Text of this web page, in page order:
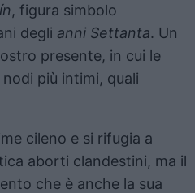
, figura simbolo
degli anni Settanta. Un
presente, in cui le
più intimi, quali
cileno e si rifugia a
aborti clandestini, ma il
che è anche la sua